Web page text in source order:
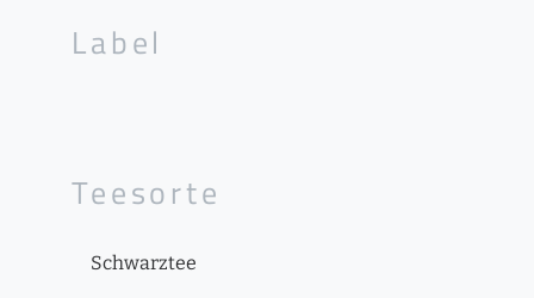
Label
Teesorte
Schwarztee